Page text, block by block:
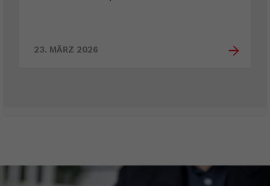
23. MÄRZ 2026